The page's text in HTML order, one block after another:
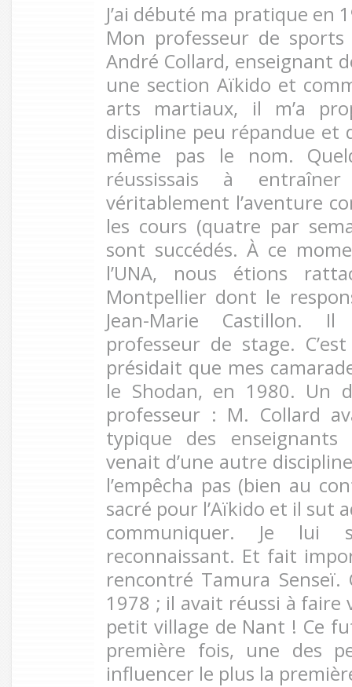
J’ai débuté ma pratique en
Mon professeur de
André Collard, enseignant
une section Aïkido et
arts martiaux, il m’a
discipline peu répandue et
même pas le nom.
réussissais à
véritablement l’aventure
les cours (quatre par
sont succédés. À ce
l’UNA, nous étions
Montpellier dont le
Jean-Marie Castillon.
professeur de stage.
présidait que mes
le Shodan, en 1980. Un
professeur : M. Collard
typique des
venait d’une autre
l’empêcha pas (bien au
sacré pour l’Aïkido et il sut
communiquer. Je lui
reconnaissant. Et fait
rencontré Tamura Senseï.
1978 ; il avait réussi à faire
petit village de Nant ! Ce
première fois, une des
influencer le plus la